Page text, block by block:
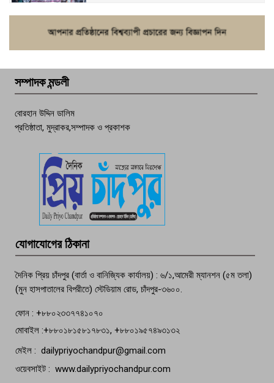
পচা দুর্গন্ধে ৯৯৯-এ ফোন, ফরিদগঞ্জে
তরুণের অর্ধগলিত লাশ উদ্ধার
বেঁচে নেই, বিভিন্ন সংগঠনের শোক
সম্পাদক মন্ডলী
বোরহান উদ্দিন ডালিম
প্রতিষ্ঠাতা, মুদ্রাকর,সম্পাদক ও প্রকাশক
যোগাযোগের ঠিকানা
দৈনিক প্রিয় চাঁদপুর (বার্তা ও বানিজ্যিক কার্যালয়) : ৬/১,আমেরী ম্যানশন (৫ম তলা)
(মুন হাসপাতালের বিপরীতে) স্টেডিয়াম রোড, চাঁদপুর-৩৬০০.
ফোন : +৮৮০২৩৩৭৭৪১০৭০
মোবাইল :+৮৮০১৮১৫৮১৭৮৩১, +৮৮০১৯৫৭৪৯৩১৩২
মেইল : dailypriyochandpur@gmail.com
ওয়েবসাইট : www.dailypriyochandpur.com